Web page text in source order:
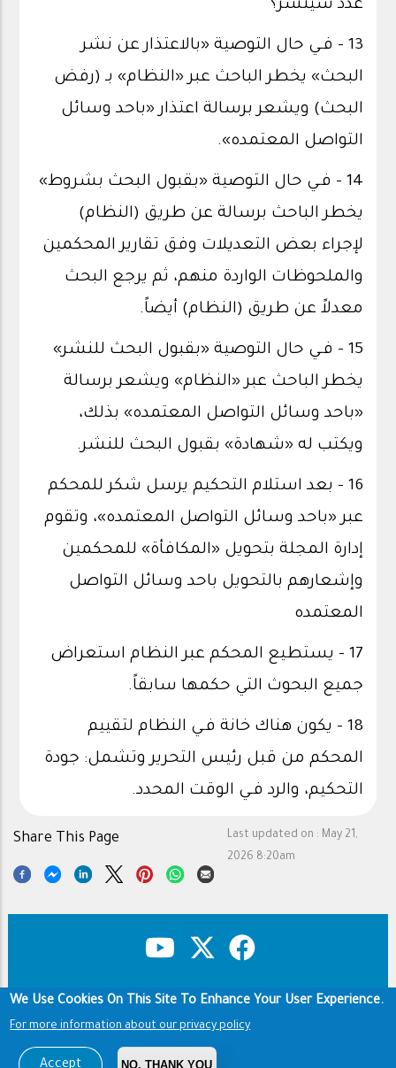
عدد سينشر؟
13 - فـي حال التوصية «بالاعتذار عن نشر
البحث» يخطر الباحث عبر «النظام» بـ (رفض
البحث) ويشعر برسالة اعتذار «باحد وسائل
التواصل المعتمده».
14 - فـي حال التوصية «بقبول البحث بشروط»
يخطر الباحث برسالة عن طريق (النظام)
لإجراء بعض التعديلات وفق تقارير المحكمين
والملحوظات الواردة منهم، ثم يرجع البحث
معدلاً عن طريق (النظام) أيضاً.
15 - فـي حال التوصية «بقبول البحث للنشر»
يخطر الباحث عبر «النظام» ويشعر برسالة
«باحد وسائل التواصل المعتمده» بذلك،
ويكتب له «شهادة» بقبول البحث للنشر.
16 - بعد استلام التحكيم يرسل شكر للمحكم
عبر «باحد وسائل التواصل المعتمده»، وتقوم
إدارة المجلة بتحويل «المكافأة» للمحكمين
وإشعارهم بالتحويل باحد وسائل التواصل
المعتمده
17 - يستطيع المحكم عبر النظام استعراض
جميع البحوث التي حكمها سابقاً.
18 - يكون هناك خانة فـي النظام لتقييم
المحكم من قبل رئيس التحرير وتشمل: جودة
التحكيم، والرد فـي الوقت المحدد.
Last updated on : May 21,
2026 8:20am
Share This Page
Footer Copyright & Disclaimer
Privacy Policy
Terms of use
Copyright © 1960-2026 King Saud University
We Use Cookies On This Site To Enhance Your User Experience.
For more information about our privacy policy
Accept NO, THANK YOU